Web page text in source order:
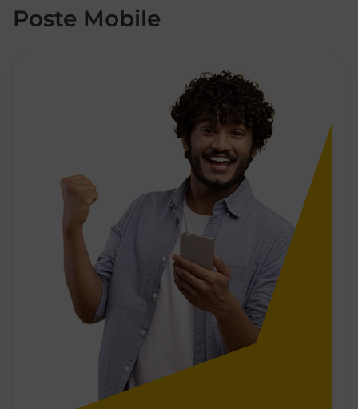
Poste Mobile